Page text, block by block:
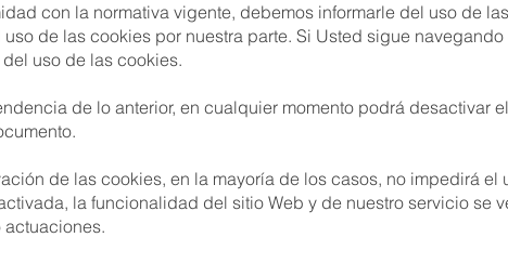
con la normativa vigente, debemos informarle del uso de
uso de las cookies por nuestra parte. Si Usted sigue
uso de las cookies.
de lo anterior, en cualquier momento podrá desactivar
de las cookies, en la mayoría de los casos, no impedirá
la funcionalidad del sitio Web y de nuestro servicio se
actuaciones.